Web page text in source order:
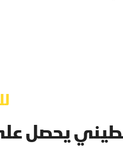
يحصل على